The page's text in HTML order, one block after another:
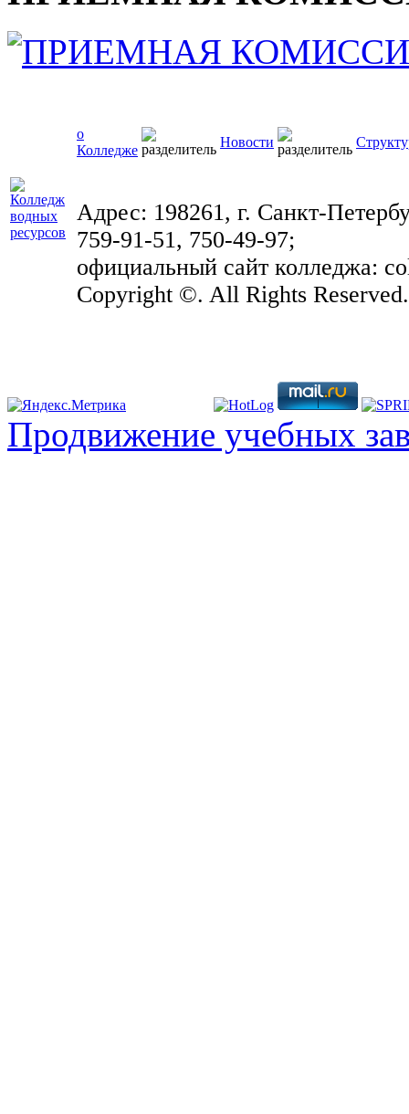
о
Колледже
Новости
Адрес: 198261, г. Санкт-
759-91-51, 750-49-97;
официальный сайт колледжа:
Copyright ©. All Rights
Продвижение учебных